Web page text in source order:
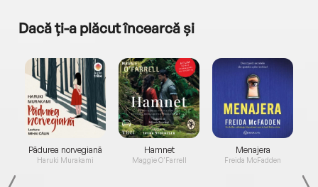
Dacă ți-a plăcut încearcă și
Pădurea norvegiană
Haruki Murakami
Hamnet
Maggie O'Farrell
Menajera
Freida McFadden